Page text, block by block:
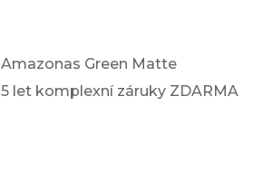
Amazonas Green Matte
5 let komplexní záruky ZDARMA